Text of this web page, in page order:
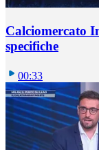
Calciomercato
specifiche
00:33